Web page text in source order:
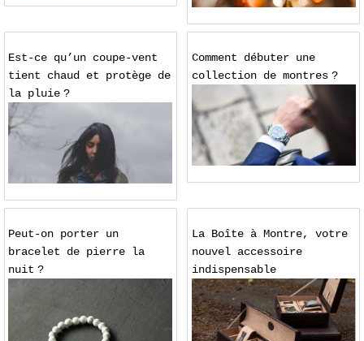
Est-ce qu’un coupe-vent
tient chaud et protège de
la pluie ?
Comment débuter une
collection de montres ?
Peut-on porter un
bracelet de pierre la
nuit ?
La Boîte à Montre, votre
nouvel accessoire
indispensable